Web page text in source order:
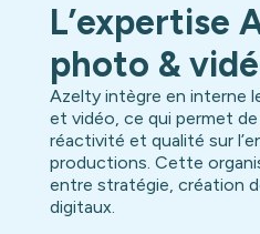
L’expertise
photo &
Azelty intègre en interne
et vidéo, ce qui permet
réactivité et qualité sur
productions. Cette
entre stratégie, création
digitaux.